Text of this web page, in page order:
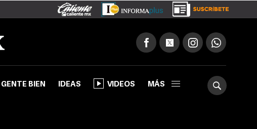
GENTE BIEN IDEAS VIDEOS MÁS